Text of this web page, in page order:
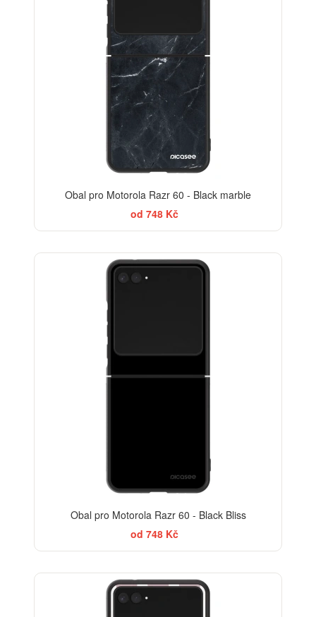
Obal pro Motorola Razr 60 - Black marble
od 748 Kč
Obal pro Motorola Razr 60 - Black Bliss
od 748 Kč